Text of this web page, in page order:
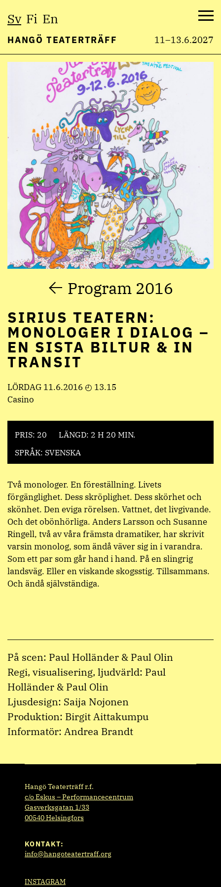
Sv Fi En
HANGÖ TEATERTRÄFF 11–13.6.2027
Program 2016
SIRIUS TEATERN:
MONOLOGER I DIALOG –
EN SISTA BILTUR & IN
TRANSIT
LÖRDAG 11.6.2016 ◴ 13.15
Casino
PRIS: 20
LÄNGD: 2 H 20 MIN.
SPRÅK: SVENSKA
Två monologer. En föreställning. Livets
förgänglighet. Dess skröplighet. Dess skörhet och
skönhet. Den eviga rörelsen. Vattnet, det livgivande.
Och det obönhörliga. Anders Larsson och Susanne
Ringell, två av våra främsta dramatiker, har skrivit
varsin monolog, som ändå väver sig in i varandra.
Som ett par som går hand i hand. På en slingrig
landsväg. Eller en viskande skogsstig. Tillsammans.
Och ändå självständiga.
På scen: Paul Holländer & Paul Olin
Regi, visualisering, ljudvärld: Paul
Holländer & Paul Olin
Ljusdesign: Saija Nojonen
Produktion: Birgit Aittakumpu
Informatör: Andrea Brandt
Hangö Teaterträff r.f.
c/o Eskus – Performancecentrum
Gasverksgatan 1/33
00540 Helsingfors
KONTAKT:
info@hangoteatertraff.org
INSTAGRAM